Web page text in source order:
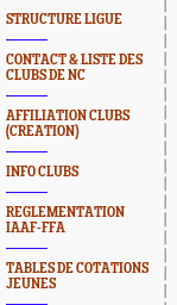
STRUCTURE LIGUE
CONTACT & LISTE DES
CLUBS DE NC
AFFILIATION CLUBS
(CREATION)
INFO CLUBS
REGLEMENTATION
IAAF-FFA
TABLES DE COTATIONS
JEUNES